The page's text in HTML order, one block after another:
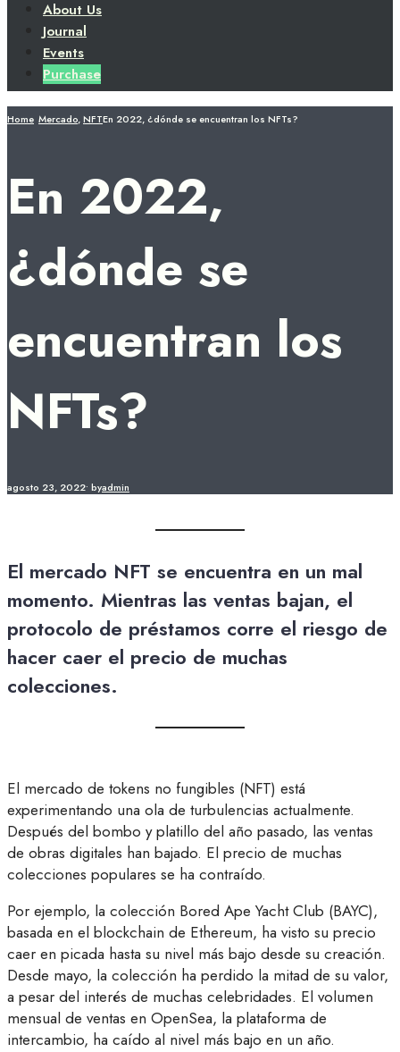
About Us
Journal
Events
Purchase
Home Mercado,NFTEn 2022, ¿dónde se encuentran los NFTs?
En 2022,
¿dónde se
encuentran los
NFTs?
agosto 23, 2022• byadmin
El mercado NFT se encuentra en un mal
momento. Mientras las ventas bajan, el
protocolo de préstamos corre el riesgo de
hacer caer el precio de muchas
colecciones.
El mercado de tokens no fungibles (NFT) está
experimentando una ola de turbulencias actualmente.
Después del bombo y platillo del año pasado, las ventas
de obras digitales han bajado. El precio de muchas
colecciones populares se ha contraído.
Por ejemplo, la colección Bored Ape Yacht Club (BAYC),
basada en el blockchain de Ethereum, ha visto su precio
caer en picada hasta su nivel más bajo desde su creación.
Desde mayo, la colección ha perdido la mitad de su valor,
a pesar del interés de muchas celebridades. El volumen
mensual de ventas en OpenSea, la plataforma de
intercambio, ha caído al nivel más bajo en un año.